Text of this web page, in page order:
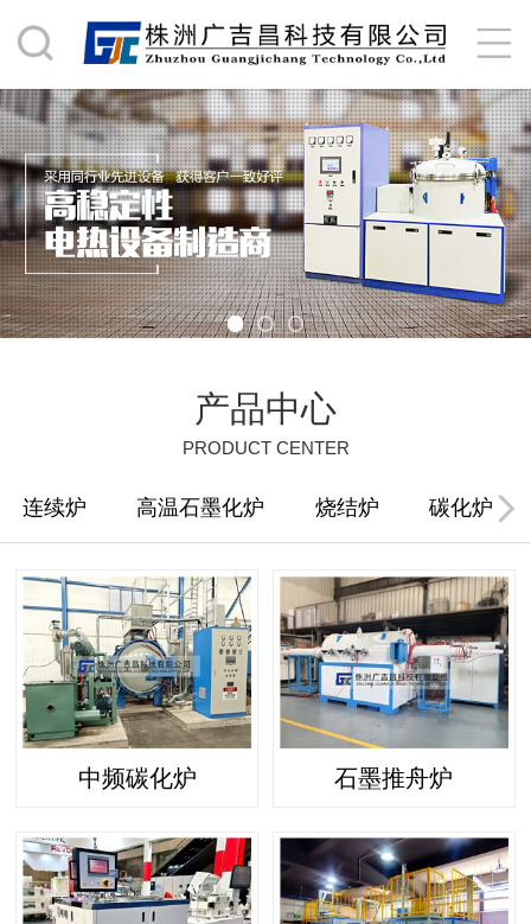
产品中心
PRODUCT CENTER
连续炉 高温石墨化炉 烧结炉 碳化炉
中频碳化炉 石墨推舟炉